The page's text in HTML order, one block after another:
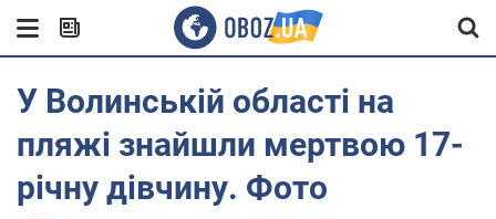
У Волинській області на
пляжі знайшли мертвою 17-
річну дівчину. Фото